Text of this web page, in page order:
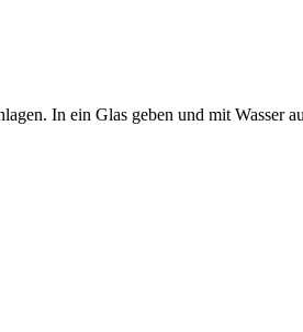
In ein Glas geben und mit Wasser